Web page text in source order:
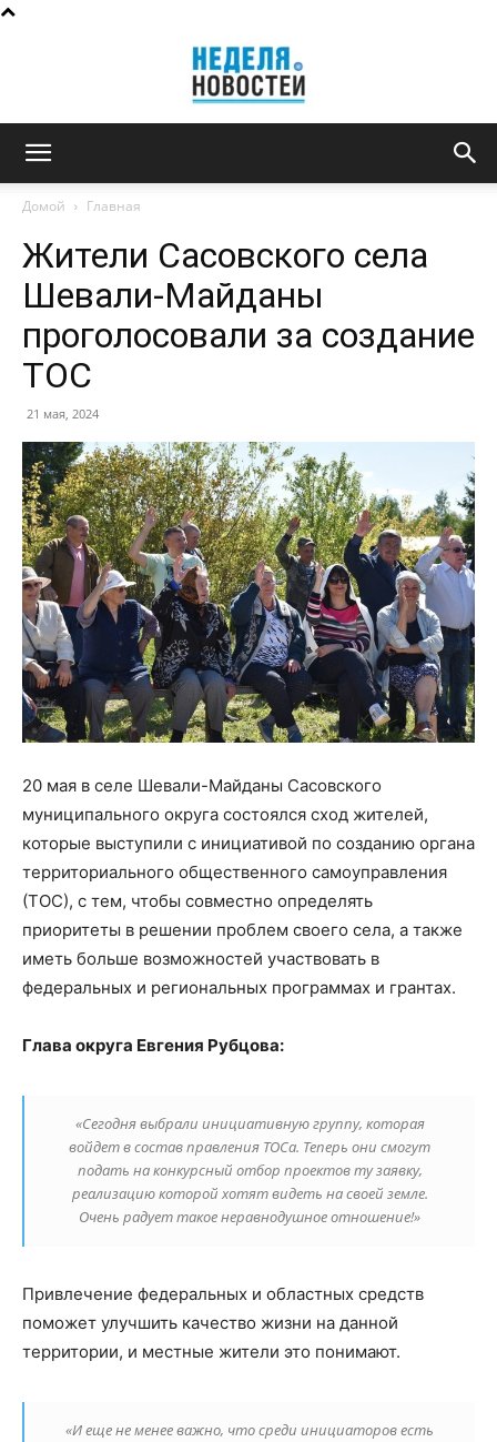
новостей
Домой Главная
Жители Сасовского села
Шевали-Майданы
проголосовали за создание
ТОС
21 мая, 2024
20 мая в селе Шевали-Майданы Сасовского
муниципального округа состоялся сход жителей,
которые выступили с инициативой по созданию органа
территориального общественного самоуправления
(ТОС), с тем, чтобы совместно определять
приоритеты в решении проблем своего села, а также
иметь больше возможностей участвовать в
федеральных и региональных программах и грантах.
Глава округа Евгения Рубцова:
«Сегодня выбрали инициативную группу, которая
войдет в состав правления ТОСа. Теперь они смогут
подать на конкурсный отбор проектов ту заявку,
реализацию которой хотят видеть на своей земле.
Очень радует такое неравнодушное отношение!»
Привлечение федеральных и областных средств
поможет улучшить качество жизни на данной
территории, и местные жители это понимают.
«И еще не менее важно, что среди инициаторов есть